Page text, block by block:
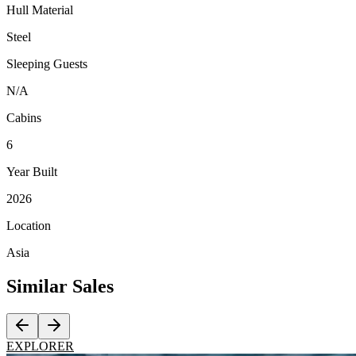
Hull Material
Steel
Sleeping Guests
N/A
Cabins
6
Year Built
2026
Location
Asia
Similar Sales
EXPLORER